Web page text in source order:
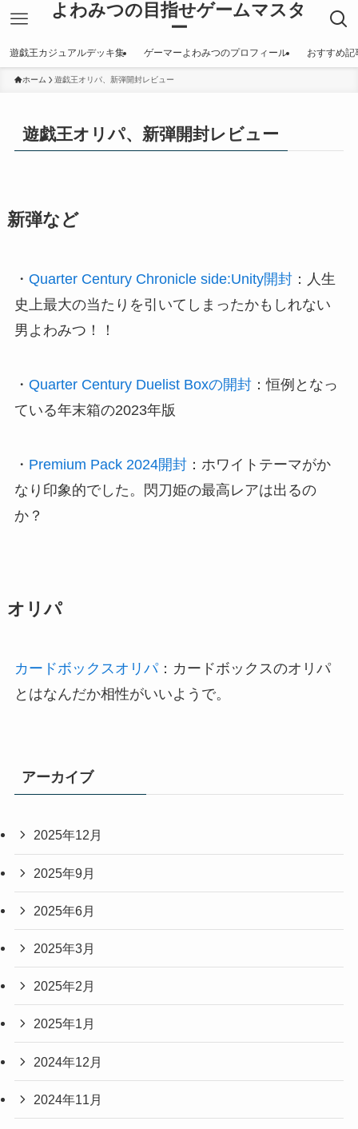
よわみつの目指せゲームマスタ
ー
遊戯王カジュアルデッキ集 ゲーマーよわみつのプロフィール おすすめ記
ホーム 遊戯王オリパ、新弾開封レビュー
遊戯王オリパ、新弾開封レビュー
新弾など
・ Quarter Century Chronicle side:Unity開封：人生
史上最大の当たりを引いてしまったかもしれない
男よわみつ！！
・ Quarter Century Duelist Boxの開封：恒例となっ
ている年末箱の2023年版
・ Premium Pack 2024開封：ホワイトテーマがか
なり印象的でした。閃刀姫の最高レアは出るの
か？
オリパ
カードボックスオリパ：カードボックスのオリパ
とはなんだか相性がいいようで。
アーカイブ
2025年12月
2025年9月
2025年6月
2025年3月
2025年2月
2025年1月
2024年12月
2024年11月